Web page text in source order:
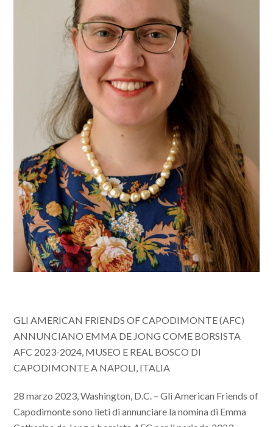
GLI AMERICAN FRIENDS OF CAPODIMONTE (AFC)
ANNUNCIANO EMMA DE JONG COME BORSISTA
AFC 2023-2024, MUSEO E REAL BOSCO DI
CAPODIMONTE A NAPOLI, ITALIA
28 marzo 2023, Washington, D.C. – Gli American Friends of
Capodimonte sono lieti di annunciare la nomina di Emma